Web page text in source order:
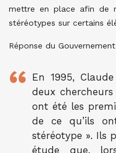
mettre en place afin de
stéréotypes sur certains
Réponse du
En 1995,
deux
ont été les
de ce qu’ils
stéréotype ». Ils
étude que,